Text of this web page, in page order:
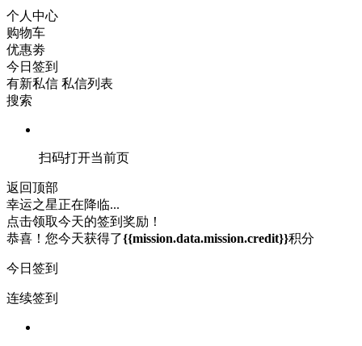
个人中心
购物车
优惠劵
今日签到
有新私信 私信列表
搜索
扫码打开当前页
返回顶部
幸运之星正在降临...
点击领取今天的签到奖励！
恭喜！您今天获得了{{mission.data.mission.credit}}积分
今日签到
连续签到